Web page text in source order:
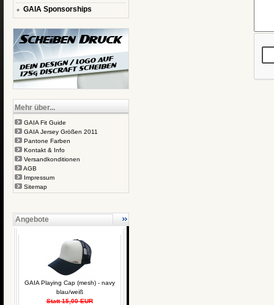
GAIA Sponsorships
Mehr über...
GAIA Fit Guide
GAIA Jersey Größen 2011
Pantone Farben
Kontakt & Info
Versandkonditionen
AGB
Impressum
Sitemap
Angebote
GAIA Playing Cap (mesh) - navy
blau/weiß
Statt 15,00 EUR